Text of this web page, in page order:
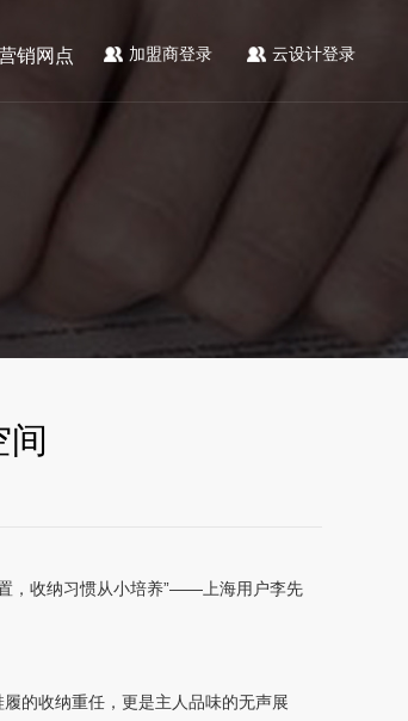
销网点 加盟商登录 云设计登录
间
，收纳习惯从小培养”——上海用户李先
的收纳重任，更是主人品味的无声展